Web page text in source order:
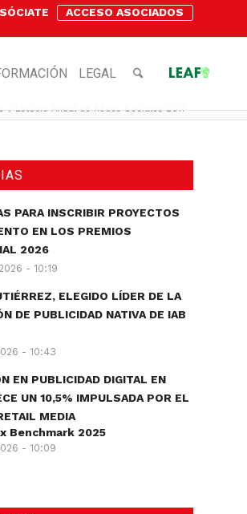
ACCESO ASOCIADOS
LEGAL
/ Estudio Anual de Redes Sociales 2017
PARA INSCRIBIR PROYECTOS
EN LOS PREMIOS
2026
- 10:19
ELEGIDO LÍDER DE LA
DE PUBLICIDAD NATIVA DE IAB
- 10:43
EN PUBLICIDAD DIGITAL EN
UN 10,5% IMPULSADA POR EL
MEDIA
Benchmark 2025
- 10:09